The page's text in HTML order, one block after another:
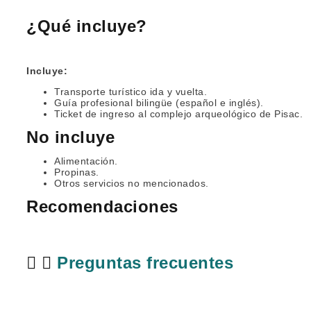
¿Qué incluye?
Incluye:
Transporte turístico ida y vuelta.
Guía profesional bilingüe (español e inglés).
Ticket de ingreso al complejo arqueológico de Pisac.
No incluye
Alimentación.
Propinas.
Otros servicios no mencionados.
Recomendaciones
Preguntas frecuentes